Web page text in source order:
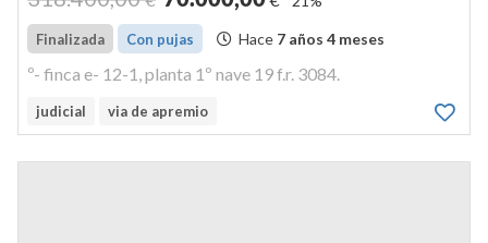
Finalizada Con pujas Hace 7 años 4 meses
º- finca e- 12-1, planta 1º nave 19 f.r. 3084.
judicial via de apremio